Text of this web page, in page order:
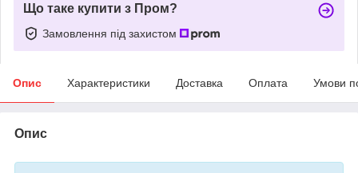
Що таке купити з Пром?
Замовлення під захистом
Опис Характеристики Доставка Оплата Умови
Опис